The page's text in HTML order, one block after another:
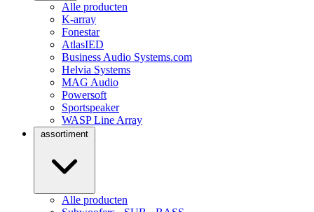
Alle producten
K-array
Fonestar
AtlasIED
Business Audio Systems.com
Helvia Systems
MAG Audio
Powersoft
Sportspeaker
WASP Line Array
assortiment
Alle producten